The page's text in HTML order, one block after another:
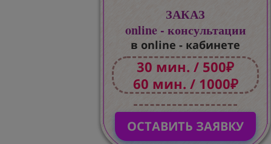
ЗАКАЗ
online - консультации
в online - кабинете
30 мин. / 500₽
60 мин. / 1000₽
ОСТАВИТЬ ЗАЯВКУ